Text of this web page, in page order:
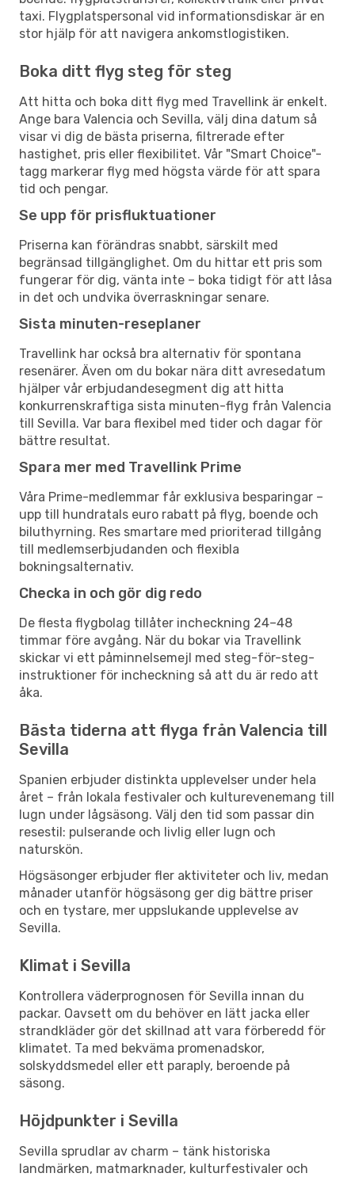
taxi. Flygplatspersonal vid informationsdiskar är en
stor hjälp för att navigera ankomstlogistiken.
Boka ditt flyg steg för steg
Att hitta och boka ditt flyg med Travellink är enkelt.
Ange bara Valencia och Sevilla, välj dina datum så
visar vi dig de bästa priserna, filtrerade efter
hastighet, pris eller flexibilitet. Vår "Smart Choice"-
tagg markerar flyg med högsta värde för att spara
tid och pengar.
Se upp för prisfluktuationer
Priserna kan förändras snabbt, särskilt med
begränsad tillgänglighet. Om du hittar ett pris som
fungerar för dig, vänta inte – boka tidigt för att låsa
in det och undvika överraskningar senare.
Sista minuten-reseplaner
Travellink har också bra alternativ för spontana
resenärer. Även om du bokar nära ditt avresedatum
hjälper vår erbjudandesegment dig att hitta
konkurrenskraftiga sista minuten-flyg från Valencia
till Sevilla. Var bara flexibel med tider och dagar för
bättre resultat.
Spara mer med Travellink Prime
Våra Prime-medlemmar får exklusiva besparingar –
upp till hundratals euro rabatt på flyg, boende och
biluthyrning. Res smartare med prioriterad tillgång
till medlemserbjudanden och flexibla
bokningsalternativ.
Checka in och gör dig redo
De flesta flygbolag tillåter incheckning 24–48
timmar före avgång. När du bokar via Travellink
skickar vi ett påminnelsemejl med steg-för-steg-
instruktioner för incheckning så att du är redo att
åka.
Bästa tiderna att flyga från Valencia till
Sevilla
Spanien erbjuder distinkta upplevelser under hela
året – från lokala festivaler och kulturevenemang till
lugn under lågsäsong. Välj den tid som passar din
resestil: pulserande och livlig eller lugn och
naturskön.
Högsäsonger erbjuder fler aktiviteter och liv, medan
månader utanför högsäsong ger dig bättre priser
och en tystare, mer uppslukande upplevelse av
Sevilla.
Klimat i Sevilla
Kontrollera väderprognosen för Sevilla innan du
packar. Oavsett om du behöver en lätt jacka eller
strandkläder gör det skillnad att vara förberedd för
klimatet. Ta med bekväma promenadskor,
solskyddsmedel eller ett paraply, beroende på
säsong.
Höjdpunkter i Sevilla
Sevilla sprudlar av charm – tänk historiska
landmärken, matmarknader, kulturfestivaler och